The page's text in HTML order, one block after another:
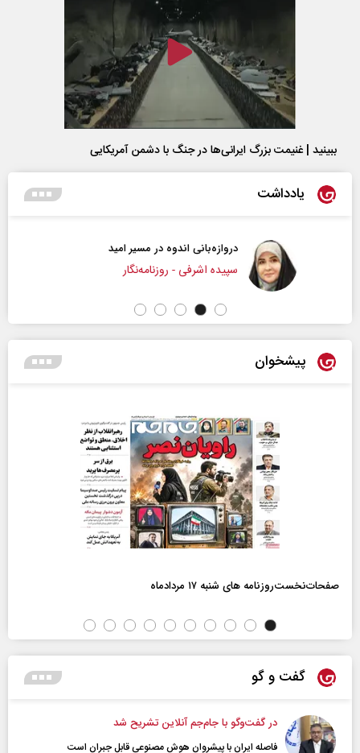
ببینید | غنیمت بزرگ ایرانی‌ها در جنگ با دشمن آمریکایی
یادداشت
دروازه‌بانی اندوه در مسیر امید
سپیده اشرفی - روزنامه‌نگار
پیشخوان
صفحات‌نخست‌روزنامه ها‌ی شنبه ۱۷ مردادماه
گفت و گو
در گفت‌و‌گو با جام‌جم آنلاین تشریح شد
فاصله ایران با پیشرو‌ان هوش مصنوعی قابل جبران است